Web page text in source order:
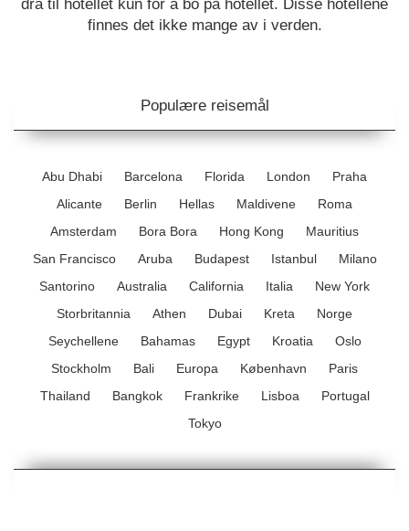
dra til hotellet kun for å bo på hotellet. Disse hotellene
finnes det ikke mange av i verden.
Populære reisemål
Abu Dhabi Barcelona Florida London
Praha
Alicante
Berlin Hellas Maldivene
Roma
Amsterdam
Bora Bora Hong Kong
Mauritius
San Francisco
Aruba Budapest Istanbul
Milano
Santorino
Australia California Italia
New York
Storbritannia
Athen Dubai Kreta
Norge
Seychellene
Bahamas Egypt Kroatia
Oslo
Stockholm
Bali Europa København
Paris
Thailand
Bangkok Frankrike Lisboa
Portugal
Tokyo